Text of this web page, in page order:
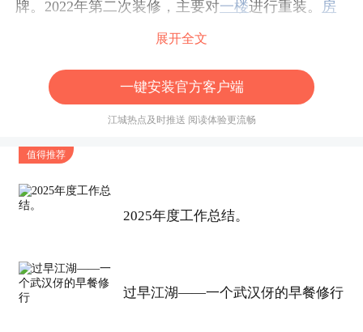
牌。2022年第二次装修，主要对一楼进行重装。 房
，楼梯等都保养得很好，可以做到
价格可议，诚心出售。
展开全文
一键安装官方客户端
江城热点及时推送 阅读体验更流畅
值得推荐
2025年度工作总结。
过早江湖——一个武汉伢的早餐修行